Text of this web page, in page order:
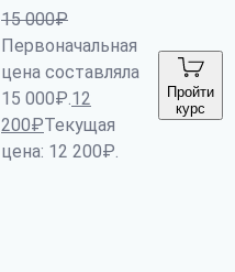
15 000₽
Первоначальная
цена составляла
15 000₽.12
200₽Текущая
цена: 12 200₽.
Пройти
курс